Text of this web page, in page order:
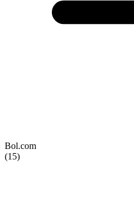
Bol.com
(15)